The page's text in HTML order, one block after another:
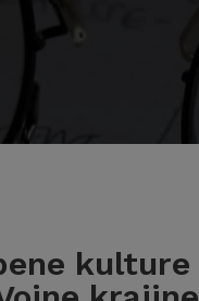
kulture